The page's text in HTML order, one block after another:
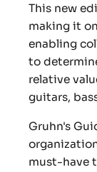
This new
making it
enabling
to
relative
guitars,
Gruhn's
must-have